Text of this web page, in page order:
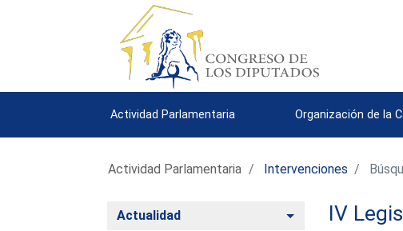
Actividad Parlamentaria Organización de la
Actividad Parlamentaria Intervenciones
Actualidad Alternar
IV